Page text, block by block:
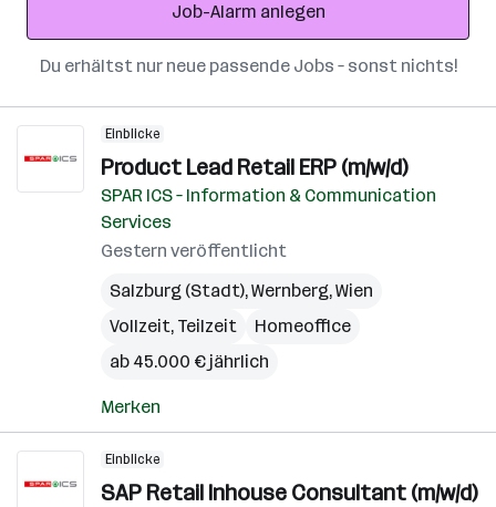
Job-Alarm anlegen
Du erhältst nur neue passende Jobs – sonst nichts!
Einblicke
Product Lead Retail ERP (m/w/d)
SPAR ICS – Information & Communication
Services
Gestern veröffentlicht
Salzburg (Stadt),Wernberg,Wien
Vollzeit, Teilzeit
Homeoffice
ab 45.000 € jährlich
Merken
Einblicke
SAP Retail Inhouse Consultant (m/w/d)